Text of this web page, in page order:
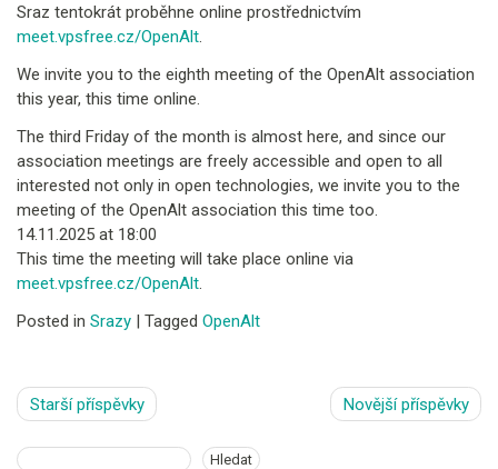
Sraz tentokrát proběhne online prostřednictvím
meet.vpsfree.cz/OpenAlt.
We invite you to the eighth meeting of the OpenAlt association
this year, this time online.
The third Friday of the month is almost here, and since our
association meetings are freely accessible and open to all
interested not only in open technologies, we invite you to the
meeting of the OpenAlt association this time too.
14.11.2025 at 18:00
This time the meeting will take place online via
meet.vpsfree.cz/OpenAlt.
Posted in Srazy | Tagged OpenAlt
Navigace
pro
příspěvky
Starší příspěvky Novější příspěvky
Hledat Hledat